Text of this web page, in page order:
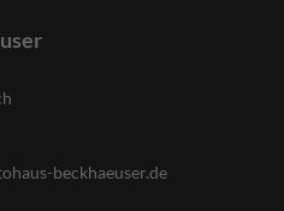
beckhaeuser.de